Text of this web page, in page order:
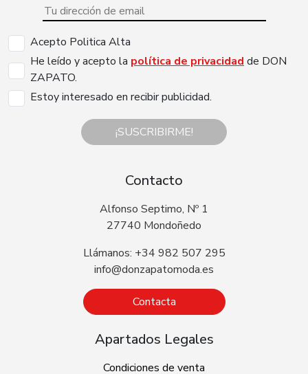
Acepto Politica Alta
He leído y acepto la política de privacidad de DON
ZAPATO.
Estoy interesado en recibir publicidad.
¡SUSCRIBIRME!
Contacto
Alfonso Septimo, Nº 1
27740 Mondoñedo
Llámanos: +34 982 507 295
info@donzapatomoda.es
Contacta
Apartados Legales
Condiciones de venta